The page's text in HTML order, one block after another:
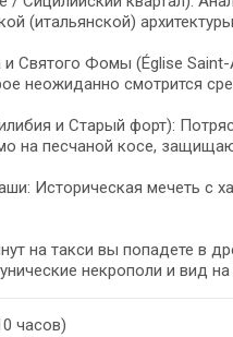
(итальянской)
и Святого Фомы (Église
неожиданно смотрится
и Старый форт):
на песчаной косе,
Историческая мечеть с
на такси вы попадете в
некрополи и вид на
часов)